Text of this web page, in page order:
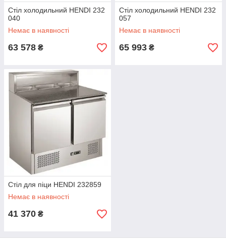
Стіл холодильний HENDI 232
040
Немає в наявності
63 578 ₴
Стіл холодильний HENDI 232
057
Немає в наявності
65 993 ₴
Стіл для піци HENDI 232859
Немає в наявності
41 370 ₴